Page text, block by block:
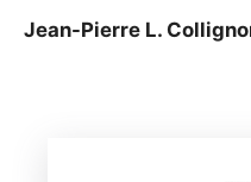
Jean-Pierre L.